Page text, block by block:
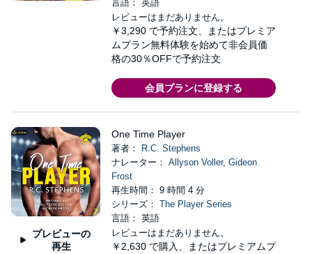
言語： 英語
レビューはまだありません。
￥3,290 で予約注文、またはプレミア
ムプラン無料体験を始めて非会員価
格の30％OFFで予約注文
会員プランに登録する
プレビューの
再生
One Time Player
著者：
R.C. Stephens
ナレーター： Allyson Voller, Gideon
Frost
再生時間： 9 時間 4 分
シリーズ： The Player Series
言語： 英語
レビューはまだありません。
￥2,630 で購入、またはプレミアムプ